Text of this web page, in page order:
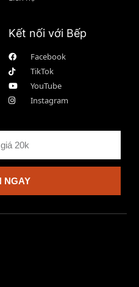
Kết nối với Bếp
Facebook
TikTok
YouTube
Instagram
NGAY